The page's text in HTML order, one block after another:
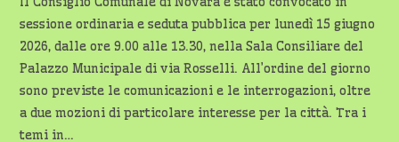
sessione ordinaria e seduta pubblica per lunedì 15 giugno
2026, dalle ore 9.00 alle 13.30, nella Sala Consiliare del
Palazzo Municipale di via Rosselli. All’ordine del giorno
sono previste le comunicazioni e le interrogazioni, oltre
a due mozioni di particolare interesse per la città. Tra i
temi in…